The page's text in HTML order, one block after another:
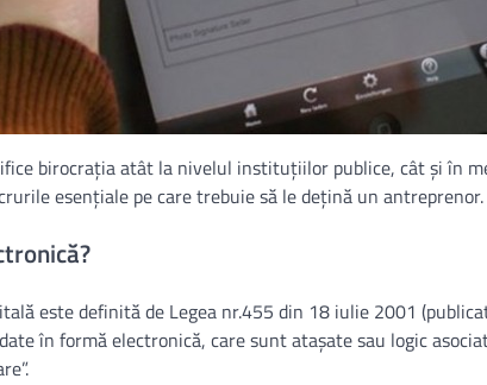
birocrația atât la nivelul instituțiilor publice, cât și în
esențiale pe care trebuie să le dețină un antreprenor.
este definită de Legea nr.455 din 18 iulie 2001
în formă electronică, care sunt ataşate sau logic